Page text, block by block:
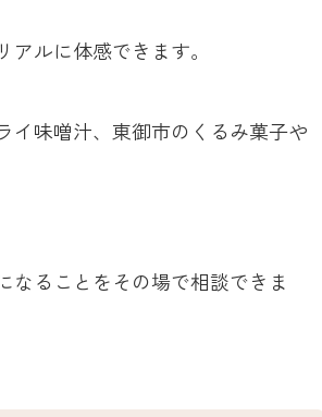
ルに体感できます。
イ味噌汁、東御市のくるみ菓子や
なることをその場で相談できま